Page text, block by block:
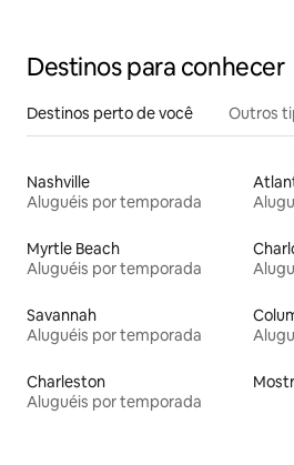
Destinos para conhecer
Destinos perto de você Outros
Nashville
Aluguéis por temporada
Myrtle Beach
Aluguéis por temporada
Savannah
Aluguéis por temporada
Charleston
Aluguéis por temporada